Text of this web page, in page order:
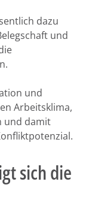
dazu
und
und
Arbeitsklima,
und damit
sich die